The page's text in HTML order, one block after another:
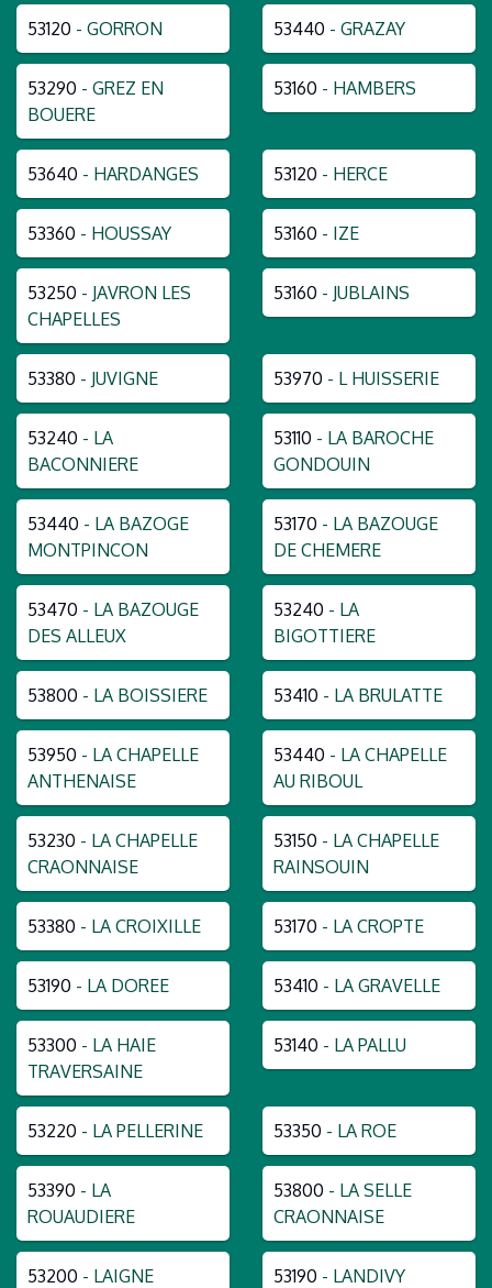
53120 - GORRON 53440 - GRAZAY
53290 - GREZ EN
BOUERE
53160 - HAMBERS
53640 - HARDANGES 53120 - HERCE
53360 - HOUSSAY 53160 - IZE
53250 - JAVRON LES
CHAPELLES
53160 - JUBLAINS
53380 - JUVIGNE 53970 - L HUISSERIE
53240 - LA
BACONNIERE
53110 - LA BAROCHE
GONDOUIN
53440 - LA BAZOGE
MONTPINCON
53170 - LA BAZOUGE
DE CHEMERE
53470 - LA BAZOUGE
DES ALLEUX
53240 - LA
BIGOTTIERE
53800 - LA BOISSIERE 53410 - LA BRULATTE
53950 - LA CHAPELLE
ANTHENAISE
53440 - LA CHAPELLE
AU RIBOUL
53230 - LA CHAPELLE
CRAONNAISE
53150 - LA CHAPELLE
RAINSOUIN
53380 - LA CROIXILLE 53170 - LA CROPTE
53190 - LA DOREE 53410 - LA GRAVELLE
53300 - LA HAIE
TRAVERSAINE
53140 - LA PALLU
53220 - LA PELLERINE 53350 - LA ROE
53390 - LA
ROUAUDIERE
53800 - LA SELLE
CRAONNAISE
53200 - LAIGNE 53190 - LANDIVY